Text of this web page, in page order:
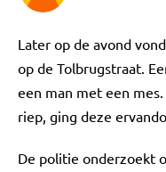
Later op de avond
op de Tolbrugstraat.
een man met een
riep, ging deze
De politie onderzoekt